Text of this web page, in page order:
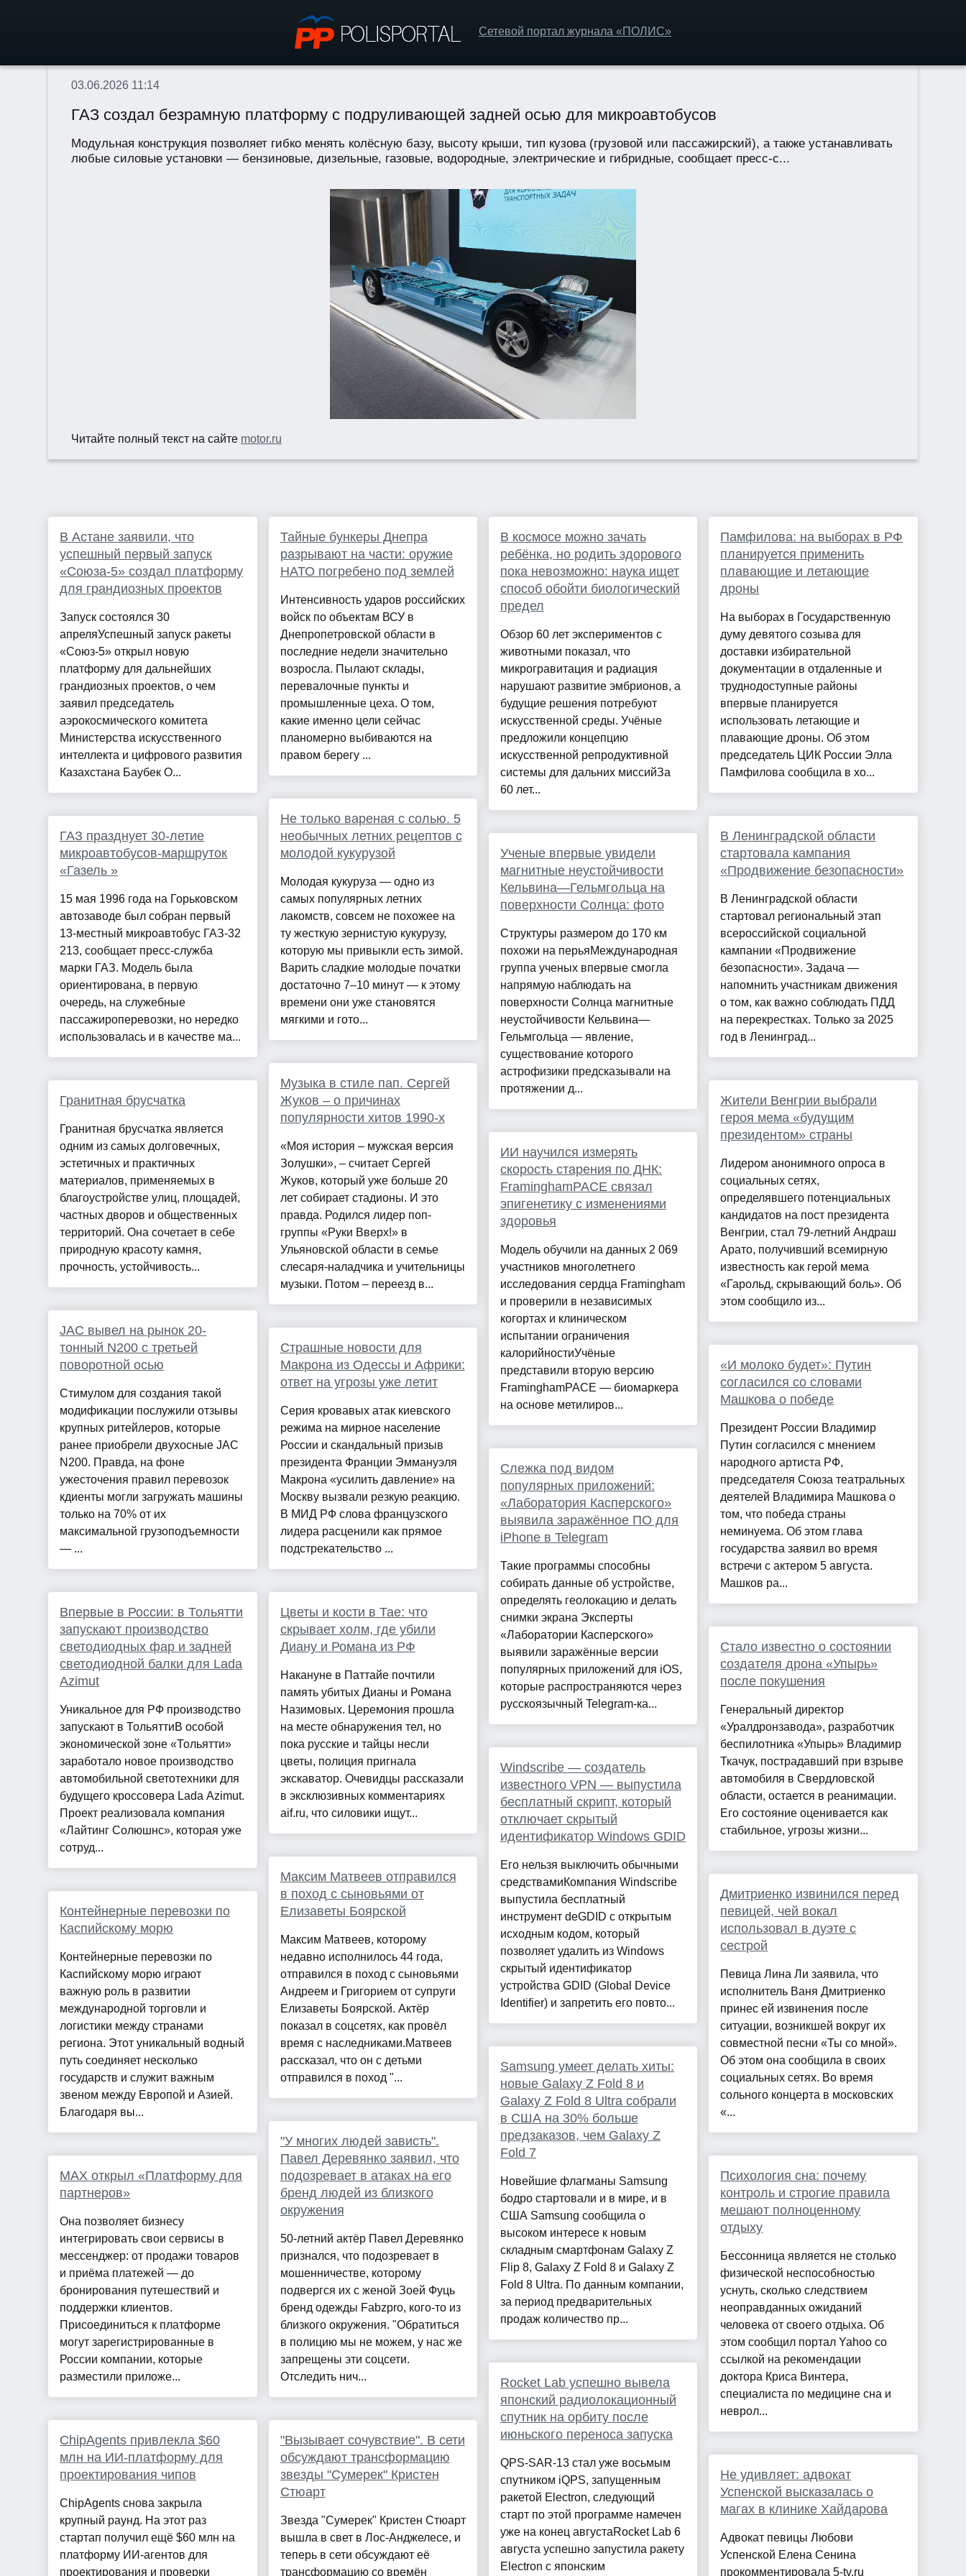
Сетевой портал журнала «ПОЛИС»
03.06.2026 11:14
ГАЗ создал безрамную платформу с подруливающей задней осью для микроавтобусов
Модульная конструкция позволяет гибко менять колёсную базу, высоту крыши, тип кузова (грузовой или пассажирский), а также устанавливать
любые силовые установки — бензиновые, дизельные, газовые, водородные, электрические и гибридные, сообщает пресс-с...
Читайте полный текст на сайте motor.ru
В Астане заявили, что
успешный первый запуск
«Союза-5» создал платформу
для грандиозных проектов
Запуск состоялся 30
апреляУспешный запуск ракеты
«Союз-5» открыл новую
платформу для дальнейших
грандиозных проектов, о чем
заявил председатель
аэрокосмического комитета
Министерства искусственного
интеллекта и цифрового развития
Казахстана Баубек О...
ГАЗ празднует 30-летие
микроавтобусов-маршруток
«Газель »
15 мая 1996 года на Горьковском
автозаводе был собран первый
13-местный микроавтобус ГАЗ-32
213, сообщает пресс-служба
марки ГАЗ. Модель была
ориентирована, в первую
очередь, на служебные
пассажироперевозки, но нередко
использовалась и в качестве ма...
Гранитная брусчатка
Гранитная брусчатка является
одним из самых долговечных,
эстетичных и практичных
материалов, применяемых в
благоустройстве улиц, площадей,
частных дворов и общественных
территорий. Она сочетает в себе
природную красоту камня,
прочность, устойчивость...
JAC вывел на рынок 20-
тонный N200 с третьей
поворотной осью
Стимулом для создания такой
модификации послужили отзывы
крупных ритейлеров, которые
ранее приобрели двухосные JAC
N200. Правда, на фоне
ужесточения правил перевозок
кдиенты могли загружать машины
только на 70% от их
максимальной грузоподъемности
— ...
Впервые в России: в Тольятти
запускают производство
светодиодных фар и задней
светодиодной балки для Lada
Azimut
Уникальное для РФ производство
запускают в ТольяттиВ особой
экономической зоне «Тольятти»
заработало новое производство
автомобильной светотехники для
будущего кроссовера Lada Azimut.
Проект реализовала компания
«Лайтинг Солюшнс», которая уже
сотруд...
Контейнерные перевозки по
Каспийскому морю
Контейнерные перевозки по
Каспийскому морю играют
важную роль в развитии
международной торговли и
логистики между странами
региона. Этот уникальный водный
путь соединяет несколько
государств и служит важным
звеном между Европой и Азией.
Благодаря вы...
МАХ открыл «Платформу для
партнеров»
Она позволяет бизнесу
интегрировать свои сервисы в
мессенджер: от продажи товаров
и приёма платежей — до
бронирования путешествий и
поддержки клиентов.
Присоединиться к платформе
могут зарегистрированные в
России компании, которые
разместили приложе...
ChipAgents привлекла $60
млн на ИИ-платформу для
проектирования чипов
ChipAgents снова закрыла
крупный раунд. На этот раз
стартап получил ещё $60 млн на
платформу ИИ-агентов для
проектирования и проверки
Тайные бункеры Днепра
разрывают на части: оружие
НАТО погребено под землей
Интенсивность ударов российских
войск по объектам ВСУ в
Днепропетровской области в
последние недели значительно
возросла. Пылают склады,
перевалочные пункты и
промышленные цеха. О том,
какие именно цели сейчас
планомерно выбиваются на
правом берегу ...
Не только вареная с солью. 5
необычных летних рецептов с
молодой кукурузой
Молодая кукуруза — одно из
самых популярных летних
лакомств, совсем не похожее на
ту жесткую зернистую кукурузу,
которую мы привыкли есть зимой.
Варить сладкие молодые початки
достаточно 7–10 минут — к этому
времени они уже становятся
мягкими и гото...
Музыка в стиле пап. Сергей
Жуков – о причинах
популярности хитов 1990-х
«Моя история – мужская версия
Золушки», – считает Сергей
Жуков, который уже больше 20
лет собирает стадионы. И это
правда. Родился лидер поп-
группы «Руки Вверх!» в
Ульяновской области в семье
слесаря-наладчика и учительницы
музыки. Потом – переезд в...
Страшные новости для
Макрона из Одессы и Африки:
ответ на угрозы уже летит
Серия кровавых атак киевского
режима на мирное население
России и скандальный призыв
президента Франции Эммануэля
Макрона «усилить давление» на
Москву вызвали резкую реакцию.
В МИД РФ слова французского
лидера расценили как прямое
подстрекательство ...
Цветы и кости в Тае: что
скрывает холм, где убили
Диану и Романа из РФ
Накануне в Паттайе почтили
память убитых Дианы и Романа
Назимовых. Церемония прошла
на месте обнаружения тел, но
пока русские и тайцы несли
цветы, полиция пригнала
экскаватор. Очевидцы рассказали
в эксклюзивных комментариях
aif.ru, что силовики ищут...
Максим Матвеев отправился
в поход с сыновьями от
Елизаветы Боярской
Максим Матвеев, которому
недавно исполнилось 44 года,
отправился в поход с сыновьями
Андреем и Григорием от супруги
Елизаветы Боярской. Актёр
показал в соцсетях, как провёл
время с наследниками.Матвеев
рассказал, что он с детьми
отправился в поход "...
"У многих людей зависть".
Павел Деревянко заявил, что
подозревает в атаках на его
бренд людей из близкого
окружения
50-летний актёр Павел Деревянко
признался, что подозревает в
мошенничестве, которому
подвергся их с женой Зоей Фуць
бренд одежды Fabzpro, кого-то из
близкого окружения. "Обратиться
в полицию мы не можем, у нас же
запрещены эти соцсети.
Отследить нич...
"Вызывает сочувствие". В сети
обсуждают трансформацию
звезды "Сумерек" Кристен
Стюарт
Звезда "Сумерек" Кристен Стюарт
вышла в свет в Лос-Анджелесе, и
теперь в сети обсуждают её
трансформацию со времён
В космосе можно зачать
ребёнка, но родить здорового
пока невозможно: наука ищет
способ обойти биологический
предел
Обзор 60 лет экспериментов с
животными показал, что
микрогравитация и радиация
нарушают развитие эмбрионов, а
будущие решения потребуют
искусственной среды. Учёные
предложили концепцию
искусственной репродуктивной
системы для дальних миссийЗа
60 лет...
Ученые впервые увидели
магнитные неустойчивости
Кельвина—Гельмгольца на
поверхности Солнца: фото
Структуры размером до 170 км
похожи на перьяМеждународная
группа ученых впервые смогла
напрямую наблюдать на
поверхности Солнца магнитные
неустойчивости Кельвина—
Гельмгольца — явление,
существование которого
астрофизики предсказывали на
протяжении д...
ИИ научился измерять
скорость старения по ДНК:
FraminghamPACE связал
эпигенетику с изменениями
здоровья
Модель обучили на данных 2 069
участников многолетнего
исследования сердца Framingham
и проверили в независимых
когортах и клиническом
испытании ограничения
калорийностиУчёные
представили вторую версию
FraminghamPACE — биомаркера
на основе метилиров...
Слежка под видом
популярных приложений:
«Лаборатория Касперского»
выявила заражённое ПО для
iPhone в Telegram
Такие программы способны
собирать данные об устройстве,
определять геолокацию и делать
снимки экрана Эксперты
«Лаборатории Касперского»
выявили заражённые версии
популярных приложений для iOS,
которые распространяются через
русскоязычный Telegram-ка...
Windscribe — создатель
известного VPN — выпустила
бесплатный скрипт, который
отключает скрытый
идентификатор Windows GDID
Его нельзя выключить обычными
средствамиКомпания Windscribe
выпустила бесплатный
инструмент deGDID с открытым
исходным кодом, который
позволяет удалить из Windows
скрытый идентификатор
устройства GDID (Global Device
Identifier) и запретить его повто...
Samsung умеет делать хиты:
новые Galaxy Z Fold 8 и
Galaxy Z Fold 8 Ultra собрали
в США на 30% больше
предзаказов, чем Galaxy Z
Fold 7
Новейшие флагманы Samsung
бодро стартовали и в мире, и в
США Samsung сообщила о
высоком интересе к новым
складным смартфонам Galaxy Z
Flip 8, Galaxy Z Fold 8 и Galaxy Z
Fold 8 Ultra. По данным компании,
за период предварительных
продаж количество пр...
Rocket Lab успешно вывела
японский радиолокационный
спутник на орбиту после
июньского переноса запуска
QPS-SAR-13 стал уже восьмым
спутником iQPS, запущенным
ракетой Electron, следующий
старт по этой программе намечен
уже на конец августаRocket Lab 6
августа успешно запустила ракету
Electron с японским
Памфилова: на выборах в РФ
планируется применить
плавающие и летающие
дроны
На выборах в Государственную
думу девятого созыва для
доставки избирательной
документации в отдаленные и
труднодоступные районы
впервые планируется
использовать летающие и
плавающие дроны. Об этом
председатель ЦИК России Элла
Памфилова сообщила в хо...
В Ленинградской области
стартовала кампания
«Продвижение безопасности»
В Ленинградской области
стартовал региональный этап
всероссийской социальной
кампании «Продвижение
безопасности». Задача —
напомнить участникам движения
о том, как важно соблюдать ПДД
на перекрестках. Только за 2025
год в Ленинград...
Жители Венгрии выбрали
героя мема «будущим
президентом» страны
Лидером анонимного опроса в
социальных сетях,
определявшего потенциальных
кандидатов на пост президента
Венгрии, стал 79-летний Андраш
Арато, получивший всемирную
известность как герой мема
«Гарольд, скрывающий боль». Об
этом сообщило из...
«И молоко будет»: Путин
согласился со словами
Машкова о победе
Президент России Владимир
Путин согласился с мнением
народного артиста РФ,
председателя Союза театральных
деятелей Владимира Машкова о
том, что победа страны
неминуема. Об этом глава
государства заявил во время
встречи с актером 5 августа.
Машков ра...
Стало известно о состоянии
создателя дрона «Упырь»
после покушения
Генеральный директор
«Уралдронзавода», разработчик
беспилотника «Упырь» Владимир
Ткачук, пострадавший при взрыве
автомобиля в Свердловской
области, остается в реанимации.
Его состояние оценивается как
стабильное, угрозы жизни...
Дмитриенко извинился перед
певицей, чей вокал
использовал в дуэте с
сестрой
Певица Лина Ли заявила, что
исполнитель Ваня Дмитриенко
принес ей извинения после
ситуации, возникшей вокруг их
совместной песни «Ты со мной».
Об этом она сообщила в своих
социальных сетях. Во время
сольного концерта в московских
«...
Психология сна: почему
контроль и строгие правила
мешают полноценному
отдыху
Бессонница является не столько
физической неспособностью
уснуть, сколько следствием
неоправданных ожиданий
человека от своего отдыха. Об
этом сообщил портал Yahoo со
ссылкой на рекомендации
доктора Криса Винтера,
специалиста по медицине сна и
неврол...
Не удивляет: адвокат
Успенской высказалась о
магах в клинике Хайдарова
Адвокат певицы Любови
Успенской Елена Сенина
прокомментировала 5-tv.ru